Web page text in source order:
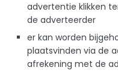
advertentie klikken
de adverteerder
er kan worden
plaatsvinden via de
afrekening met de